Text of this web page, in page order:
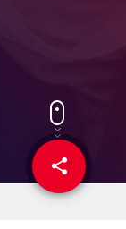
share
email